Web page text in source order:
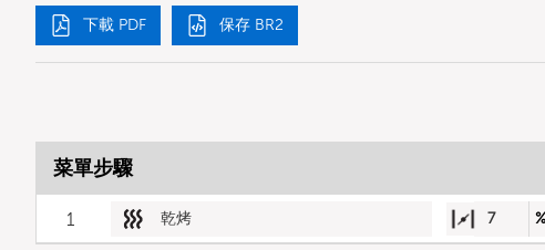
下載 PDF 保存 BR2
菜單步驟
1 乾烤 7 %